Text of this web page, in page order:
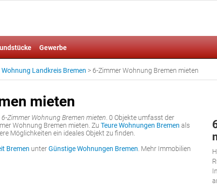
Gewerbe
Wohnung Landkreis Bremen > 6-Zimmer Wohnung Bremen mieten
mieten
6-Zimmer Wohnung Bremen mieten . 0 Objekte umfasst der
Wohnung Bremen mieten. Zu Teure Wohnungen Bremen als
Möglichkeiten ein ideales Objekt zu finden.
Bremen unterGünstige Wohnungen Bremen . Mehr Immobilien